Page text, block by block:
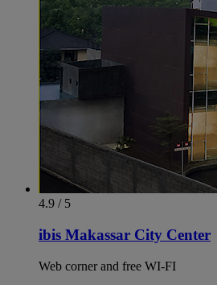
4.9 / 5
ibis Makassar City Center
Web corner and free WI-FI